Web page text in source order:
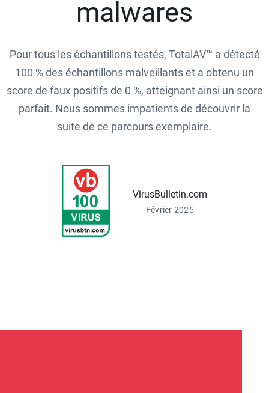
malwares
Pour tous les échantillons testés, TotalAV™ a détecté
100 % des échantillons malveillants et a obtenu un
score de faux positifs de 0 %, atteignant ainsi un score
parfait. Nous sommes impatients de découvrir la
suite de ce parcours exemplaire.
VirusBulletin.com
Février 2025